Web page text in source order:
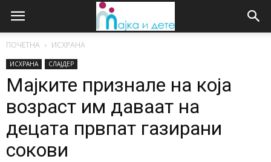
ПОЧЕТНА ИСХРАНА
ИСХРАНА СЛАЈДЕР
Мајките признале на која
возраст им даваат на
децата првпат газирани
сокови